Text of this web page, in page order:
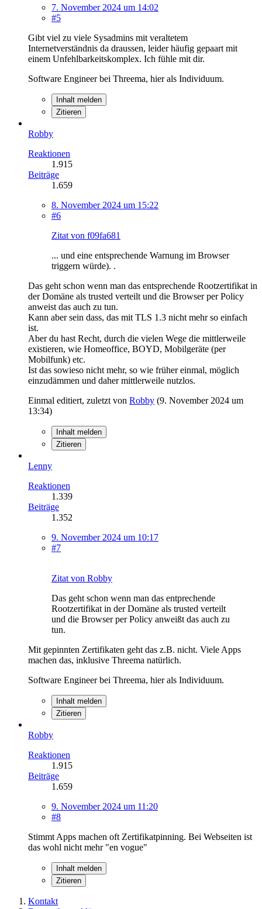
7. November 2024 um 14:02
#5
Gibt viel zu viele Sysadmins mit veraltetem
Internetverständnis da draussen, leider häufig gepaart mit
einem Unfehlbarkeitskomplex. Ich fühle mit dir.
Software Engineer bei Threema, hier als Individuum.
Inhalt melden
Zitieren
Robby
Reaktionen
1.915
Beiträge
1.659
8. November 2024 um 15:22
#6
Zitat von f09fa681
... und eine entsprechende Warnung im Browser
triggern würde). .
Das geht schon wenn man das entsprechende Rootzertifikat in
der Domäne als trusted verteilt und die Browser per Policy
anweist das auch zu tun.
Kann aber sein dass, das mit TLS 1.3 nicht mehr so einfach
ist.
Aber du hast Recht, durch die vielen Wege die mittlerweile
existieren, wie Homeoffice, BOYD, Mobilgeräte (per
Mobilfunk) etc.
Ist das sowieso nicht mehr, so wie früher einmal, möglich
einzudämmen und daher mittlerweile nutzlos.
Einmal editiert, zuletzt von Robby (9. November 2024 um
13:34)
Inhalt melden
Zitieren
Lenny
Reaktionen
1.339
Beiträge
1.352
9. November 2024 um 10:17
#7
Zitat von Robby
Das geht schon wenn man das entprechende
Rootzertifikat in der Domäne als trusted verteilt
und die Browser per Policy anweißt das auch zu
tun.
Mit gepinnten Zertifikaten geht das z.B. nicht. Viele Apps
machen das, inklusive Threema natürlich.
Software Engineer bei Threema, hier als Individuum.
Inhalt melden
Zitieren
Robby
Reaktionen
1.915
Beiträge
1.659
9. November 2024 um 11:20
#8
Stimmt Apps machen oft Zertifikatpinning. Bei Webseiten ist
das wohl nicht mehr "en vogue"
Inhalt melden
Zitieren
Kontakt